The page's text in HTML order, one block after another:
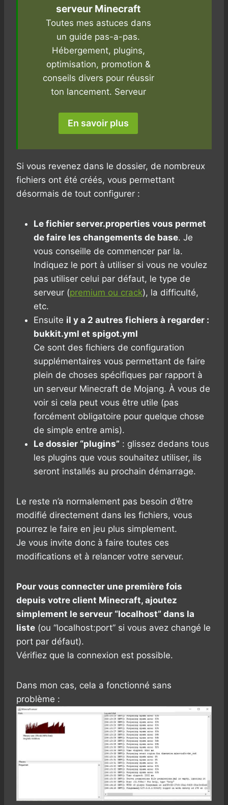
serveur Minecraft
Toutes mes astuces dans
un guide pas-a-pas.
Hébergement, plugins,
optimisation, promotion &
conseils divers pour réussir
ton lancement. Serveur
En savoir plus
Si vous revenez dans le dossier, de nombreux
fichiers ont été créés, vous permettant
désormais de tout configurer :
Le fichier server.properties vous permet
de faire les changements de base. Je
vous conseille de commencer par la.
Indiquez le port à utiliser si vous ne voulez
pas utiliser celui par défaut, le type de
serveur (premium ou crack), la difficulté,
etc.
Ensuite il y a 2 autres fichiers à regarder :
bukkit.yml et spigot.yml
Ce sont des fichiers de configuration
supplémentaires vous permettant de faire
plein de choses spécifiques par rapport à
un serveur Minecraft de Mojang. À vous de
voir si cela peut vous être utile (pas
forcément obligatoire pour quelque chose
de simple entre amis).
Le dossier “plugins” : glissez dedans tous
les plugins que vous souhaitez utiliser, ils
seront installés au prochain démarrage.
Le reste n’a normalement pas besoin d’être
modifié directement dans les fichiers, vous
pourrez le faire en jeu plus simplement.
Je vous invite donc à faire toutes ces
modifications et à relancer votre serveur.
Pour vous connecter une première fois
depuis votre client Minecraft, ajoutez
simplement le serveur “localhost” dans la
liste (ou “localhost:port” si vous avez changé le
port par défaut).
Vérifiez que la connexion est possible.
Dans mon cas, cela a fonctionné sans
problème :